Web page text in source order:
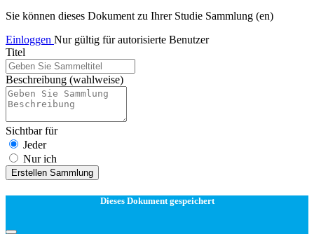
Sie können dieses Dokument zu Ihrer Studie Sammlung (en)
Einloggen Nur gültig für autorisierte Benutzer
Titel
Beschreibung (wahlweise)
Sichtbar für
Jeder
Nur ich
Erstellen Sammlung
Dieses Dokument gespeichert